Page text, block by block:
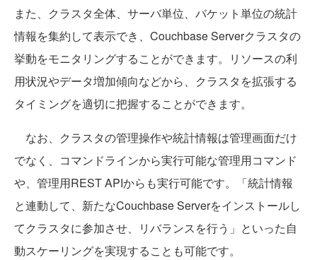
また、クラスタ全体、サーバ単位、バケット単位の統計
情報を集約して表示でき、Couchbase Serverクラスタの
挙動をモニタリングすることができます。リソースの利
用状況やデータ増加傾向などから、クラスタを拡張する
タイミングを適切に把握することができます。
なお、クラスタの管理操作や統計情報は管理画面だけ
でなく、コマンドラインから実行可能な管理用コマンド
や、管理用REST APIからも実行可能です。「統計情報
と連動して、新たなCouchbase Serverをインストールし
てクラスタに参加させ、リバランスを行う」といった自
動スケーリングを実現することも可能です。